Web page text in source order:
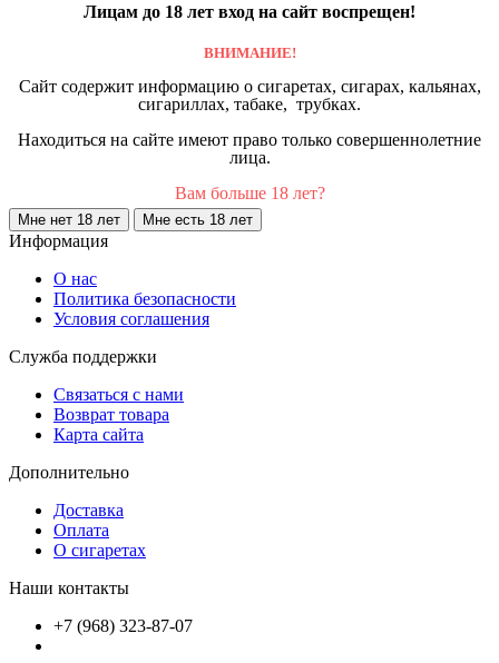
Лицам до 18 лет вход на сайт воспрещен!
ВНИМАНИЕ!
Сайт содержит информацию о сигаретах, сигарах, кальянах,
сигариллах, табаке, трубках.
Находиться на сайте имеют право только совершеннолетние
лица.
Вам больше 18 лет?
Мне нет 18 лет Мне есть 18 лет
Информация
О нас
Политика безопасности
Условия соглашения
Служба поддержки
Связаться с нами
Возврат товара
Карта сайта
Дополнительно
Доставка
Оплата
О сигаретах
Наши контакты
+7 (968) 323-87-07